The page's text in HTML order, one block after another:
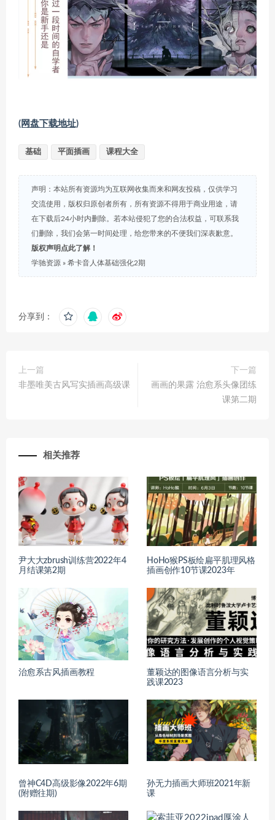
(网盘下载地址)
基础 平面插画 课程大全
声明：本站所有资源均为互联网收集而来和网友投稿，仅供学习
交流使用，版权归原创者所有，所有资源不得用于商业用途，请
在下载后24小时内删除。若本站侵犯了您的合法权益，可联系我
们删除，我们会第一时间处理，给您带来的不便我们深表歉意。
版权声明点此了解！
学驰资源 » 希卡音人体基础强化2期
分享到：
上一篇
非墨唯美古风写实插画高级课
下一篇
画画的果露 治愈系头像团练
课第二期
相关推荐
尹大大zbrush训练营2022年4
月结课第2期
HoHo猴PS板绘扁平肌理风格
插画创作10节课2023年
治愈系古风插画教程
董颖达的图像语言分析与实
践课2023
曾神C4D高级影像2022年6期
(附赠往期)
孙无力插画大师班2021年新
课